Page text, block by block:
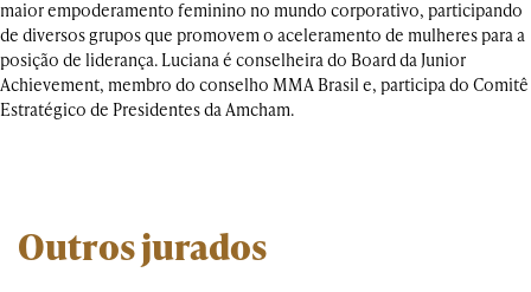
maior empoderamento feminino no mundo corporativo, participando
de diversos grupos que promovem o aceleramento de mulheres para a
posição de liderança. Luciana é conselheira do Board da Junior
Achievement, membro do conselho MMA Brasil e, participa do Comitê
Estratégico de Presidentes da Amcham.
Outros jurados